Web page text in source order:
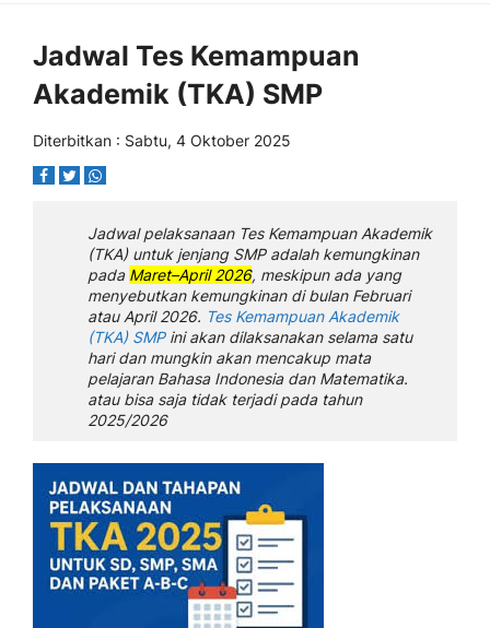
Jadwal Tes Kemampuan
Akademik (TKA) SMP
Diterbitkan : Sabtu, 4 Oktober 2025
Jadwal pelaksanaan Tes Kemampuan Akademik
(TKA) untuk jenjang SMP adalah kemungkinan
pada Maret–April 2026, meskipun ada yang
menyebutkan kemungkinan di bulan Februari
atau April 2026. Tes Kemampuan Akademik
(TKA) SMPini akan dilaksanakan selama satu
hari dan mungkin akan mencakup mata
pelajaran Bahasa Indonesia dan Matematika.
atau bisa saja tidak terjadi pada tahun
2025/2026